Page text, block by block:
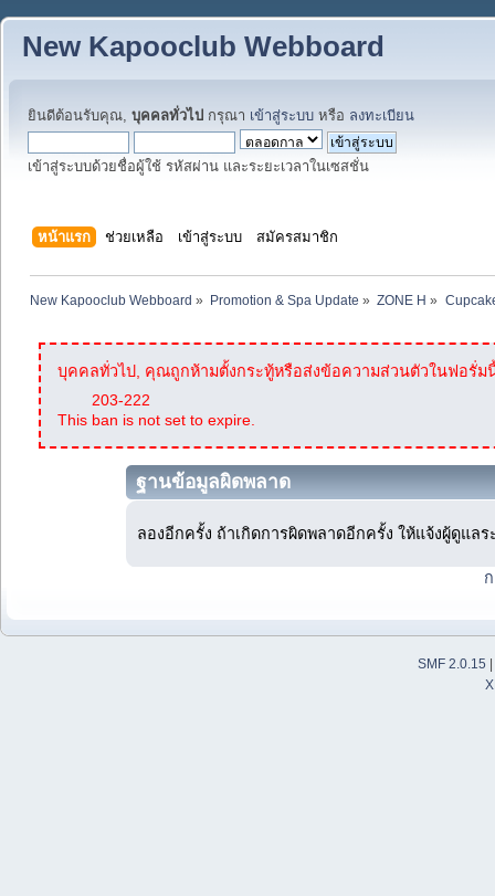
New Kapooclub Webboard
ยินดีต้อนรับคุณ, บุคคลทั่วไป กรุณา เข้าสู่ระบบ หรือ ลงทะเบียน
เข้าสู่ระบบด้วยชื่อผู้ใช้ รหัสผ่าน และระยะเวลาในเซสชั่น
หน้าแรก ช่วยเหลือ เข้าสู่ระบบ สมัครสมาชิก
New Kapooclub Webboard » Promotion & Spa Update » ZONE H »
บุคคลทั่วไป, คุณถูกห้ามตั้งกระทู้หรือส่งข้อความส่วนตัวในฟอรั่ม
203-222
This ban is not set to expire.
ฐานข้อมูลผิดพลาด
ลองอีกครั้ง ถ้าเกิดการผิดพลาดอีกครั้ง ให้แจ้งผู้ดูแลร
SMF 2.0.15